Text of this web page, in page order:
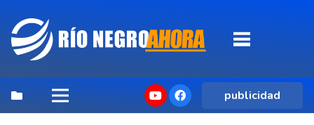
publicidad